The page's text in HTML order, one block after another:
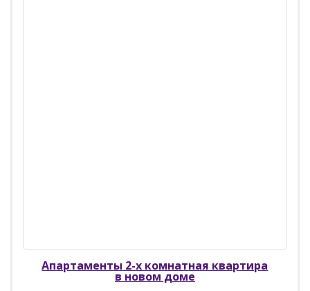
Апартаменты 2-х комнатная квартира
в новом доме